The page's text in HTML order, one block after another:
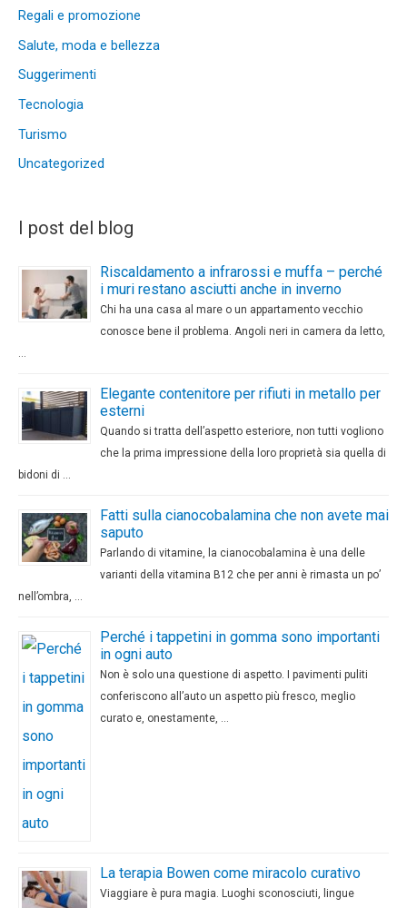
Regali e promozione
Salute, moda e bellezza
Suggerimenti
Tecnologia
Turismo
Uncategorized
I post del blog
Riscaldamento a infrarossi e muffa – perché
i muri restano asciutti anche in inverno
Chi ha una casa al mare o un appartamento vecchio
conosce bene il problema. Angoli neri in camera da letto,
…
Elegante contenitore per rifiuti in metallo per
esterni
Quando si tratta dell’aspetto esteriore, non tutti vogliono
che la prima impressione della loro proprietà sia quella di
bidoni di …
Fatti sulla cianocobalamina che non avete mai
saputo
Parlando di vitamine, la cianocobalamina è una delle
varianti della vitamina B12 che per anni è rimasta un po’
nell’ombra, …
Perché i tappetini in gomma sono importanti
in ogni auto
Non è solo una questione di aspetto. I pavimenti puliti
conferiscono all’auto un aspetto più fresco, meglio
curato e, onestamente, …
La terapia Bowen come miracolo curativo
Viaggiare è pura magia. Luoghi sconosciuti, lingue